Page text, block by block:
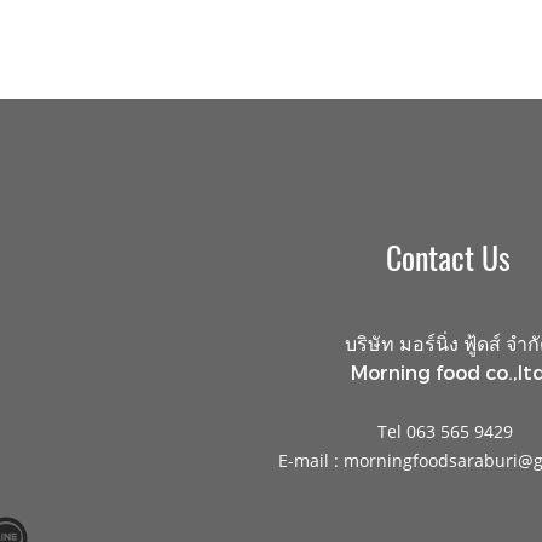
Contact Us
บริษัท มอร์นิ่ง ฟู้ดส์ จำ
Morning food
Tel 063 565 9429
E-mail :